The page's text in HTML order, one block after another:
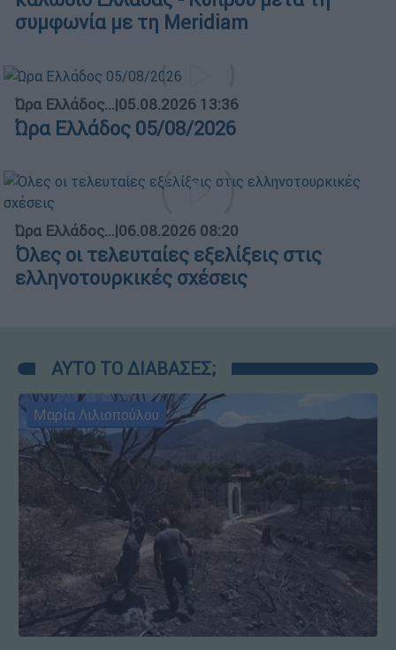
συμφωνία με τη Meridiam
Ώρα Ελλάδος...|05.08.2026 13:36
Ώρα Ελλάδος 05/08/2026
Ώρα Ελλάδος...|06.08.2026 08:20
Όλες οι τελευταίες εξελίξεις στις
ελληνοτουρκικές σχέσεις
ΑΥΤΟ ΤΟ ΔΙΑΒΑΣΕΣ;
Μαρία Λιλιοπούλου